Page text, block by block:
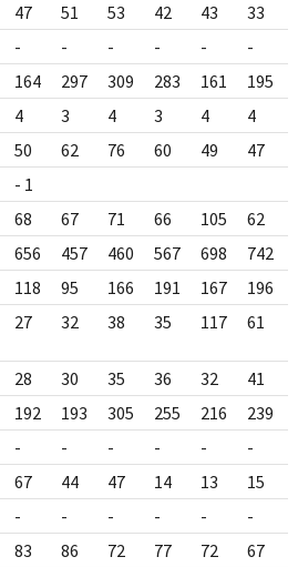
47 51 53 42 43 33
- - - - - -
164 297 309 283 161 195
4 3 4 3 4 4
50 62 76 60 49 47
- 1
68 67 71 66 105 62
656 457 460 567 698 742
118 95 166 191 167 196
27 32 38 35 117 61
28 30 35 36 32 41
192 193 305 255 216 239
- - - - - -
67 44 47 14 13 15
- - - - - -
83 86 72 77 72 67